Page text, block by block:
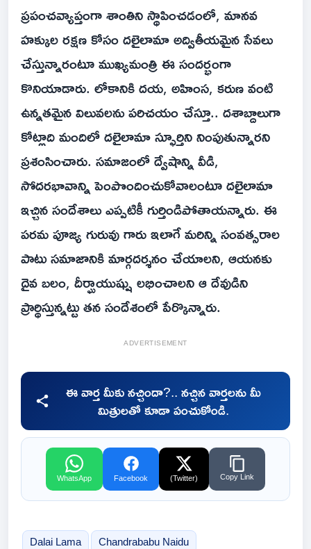
ప్రపంచవ్యాప్తంగా శాంతిని స్థాపించడంలో, మానవ
హక్కుల రక్షణ కోసం దలైలామా అద్వితీయమైన సేవలు
చేస్తున్నారంటూ ముఖ్యమంత్రి ఈ సందర్భంగా
కొనియాడారు. లోకానికి దయ, అహింస, కరుణ వంటి
ఉన్నతమైన విలువలను పరిచయం చేస్తూ.. దశాబ్దాలుగా
కోట్లాది మందిలో దలైలామా స్ఫూర్తిని నింపుతున్నారని
ప్రశంసించారు. సమాజంలో ద్వేషాన్ని వీడి,
సోదరభావాన్ని పెంపొందించుకోవాలంటూ దలైలామా
ఇచ్చిన సందేశాలు ఎప్పటికీ గుర్తిండిపోతాయన్నారు. ఈ
పరమ పూజ్య గురువు గారు ఇలాగే మరిన్ని సంవత్సరాల
పాటు సమాజానికి మార్గదర్శనం చేయాలని, ఆయనకు
దైవ బలం, దీర్ఘాయుష్షు లభించాలని ఆ దేవుడిని
ప్రార్థిస్తున్నట్టు తన సందేశంలో పేర్కొన్నారు.
ADVERTISEMENT
ఈ వార్త మీకు నచ్చిందా?.. నచ్చిన వార్తలను మీ
మిత్రులతో కూడా పంచుకోండి.
WhatsApp Facebook (Twitter) Copy Link
Dalai Lama Chandrababu Naidu